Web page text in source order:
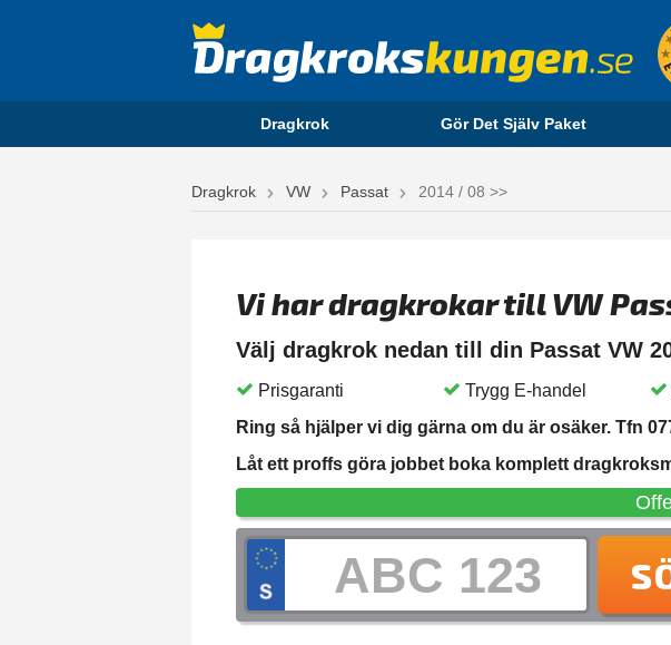
Dragkrok Gör Det Själv Paket
Dragkrok VW Passat 2014 / 08 >>
Vi har dragkrokar till VW
Välj dragkrok nedan till din Passat VW
Prisgaranti Trygg E-handel
Ring så hjälper vi dig gärna om du är osäker. Tfn
Låt ett proffs göra jobbet boka komplett